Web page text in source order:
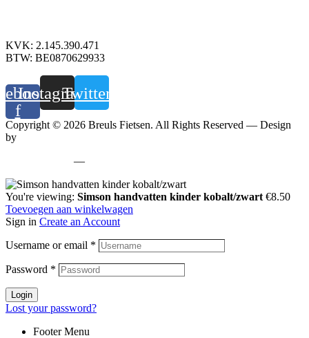
KVK: 2.145.390.471
BTW: BE0870629933
f
InstagramTwitter
Copyright © 2026 Breuls Fietsen. All Rights Reserved — Design
by
—
You're viewing: Simson handvatten kinder kobalt/zwart €8.50
Toevoegen aan winkelwagen
Sign in Create an Account
Username or email *
Password *
Login
Lost your password?
Footer Menu